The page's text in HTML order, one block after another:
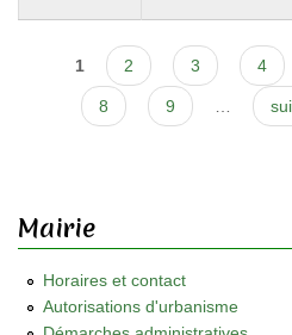
Pages
1 2 3 4
8 9
Mairie
Horaires et contact
Autorisations d'urbanisme